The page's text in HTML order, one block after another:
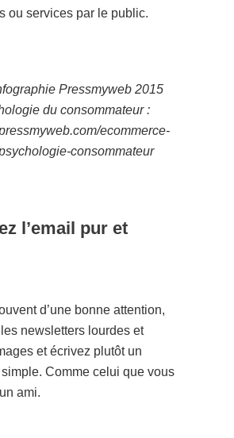
ou services par le public.
Pressmyweb 2015
du consommateur :
ecommerce-
consommateur
l’email pur et
d’une bonne attention,
newsletters lourdes et
et écrivez plutôt un
Comme celui que vous
ami.